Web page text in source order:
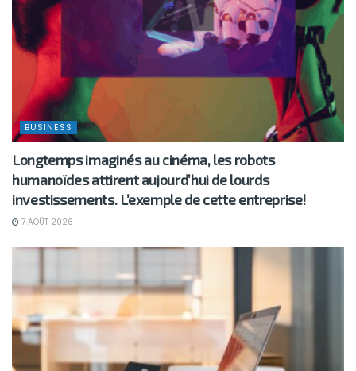
BUSINESS
Longtemps imaginés au cinéma, les robots
humanoïdes attirent aujourd’hui de lourds
investissements. L’exemple de cette entreprise!
7 AOÛT 2026